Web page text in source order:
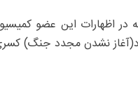
در اظهارات این عضو
نشدن مجدد جنگ) کسری